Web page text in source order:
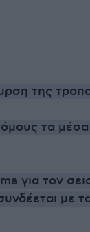
της
τα μέσα
για τον
με